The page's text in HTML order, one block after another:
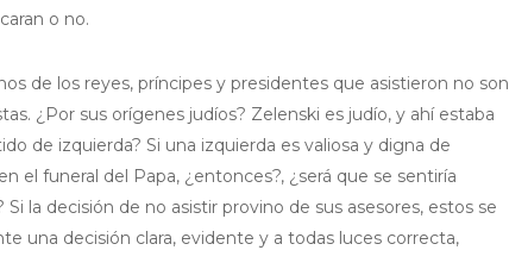
o no.
de los reyes, príncipes y presidentes que asistieron no son
¿Por sus orígenes judíos? Zelenski es judío, y ahí estaba
de izquierda? Si una izquierda es valiosa y digna de
el funeral del Papa, ¿entonces?, ¿será que se sentiría
la decisión de no asistir provino de sus asesores, estos se
una decisión clara, evidente y a todas luces correcta,